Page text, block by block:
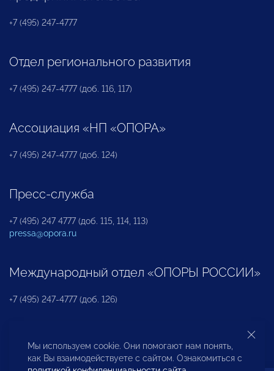
+7 (495) 247-4777
Отдел регионального развития
+7 (495) 247-4777 (доб. 116, 117)
Ассоциация «НП «ОПОРА»
+7 (495) 247-4777 (доб. 124)
Пресс-служба
+7 (495) 247 4777 (доб. 115, 114, 113)
pressa@opora.ru
Международный отдел «ОПОРЫ РОССИИ»
+7 (495) 247-4777 (доб. 126)
Бюро по защите прав предпринимателей и
инвесторов
Мы используем cookie. Они помогают нам понять,
как Вы взаимодействуете с сайтом. Ознакомиться с